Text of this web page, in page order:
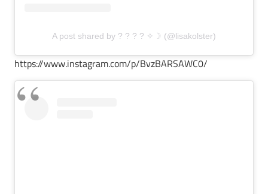
A post shared by ? ? ? ? ✧☽ (@lisakolster)
https://www.instagram.com/p/BvzBARSAWC0/